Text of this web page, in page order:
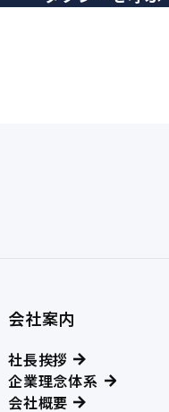
会社案内
社長挨拶
企業理念体系
会社概要